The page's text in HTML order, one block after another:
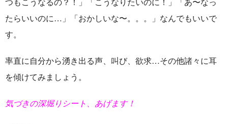
たらいいのに…」「おかしいな〜。。。」なんでもいいで
す。
率直に自分から湧き出る声、叫び、欲求…その他諸々に耳
を傾けてみましょう。
気づきの深堀りシート、あげます！